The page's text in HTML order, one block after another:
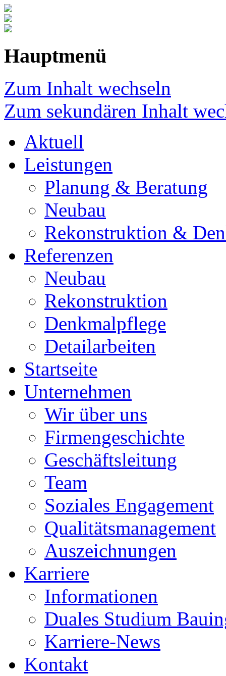
Hauptmenü
Zum Inhalt wechseln
Zum sekundären Inhalt
Aktuell
Leistungen
Planung & Beratung
Neubau
Rekonstruktion &
Referenzen
Neubau
Rekonstruktion
Denkmalpflege
Detailarbeiten
Startseite
Unternehmen
Wir über uns
Firmengeschichte
Geschäftsleitung
Team
Soziales Engagement
Qualitätsmanagement
Auszeichnungen
Karriere
Informationen
Duales Studium
Karriere-News
Kontakt